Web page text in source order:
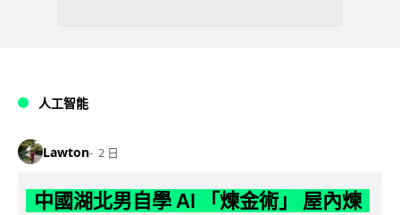
人工智能
Lawton 2 日
中國湖北男自學 AI 「煉金術」 屋內煉